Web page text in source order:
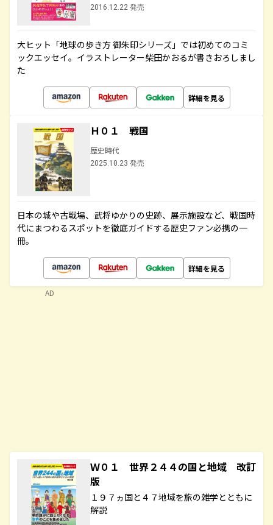
2016.12.22 発売
大ヒット「地球の歩き方 御朱印シリーズ」では初めてのコミ
ックエッセイ。イラストレーター柴田かおるが書きおろしまし
た
詳細を見る
Ｈ０１ 戦国
歴史時代
2025.10.23 発売
日本の城や古戦場、武将ゆかりの史跡、展示施設など、戦国時
代にまつわるスポットを徹底ガイドする歴史ファン必携の一
冊。
詳細を見る
Ｗ０１ 世界２４４の国と地域 改訂
版
１９７ヵ国と４７地域を旅の雑学とともに
解説
AD